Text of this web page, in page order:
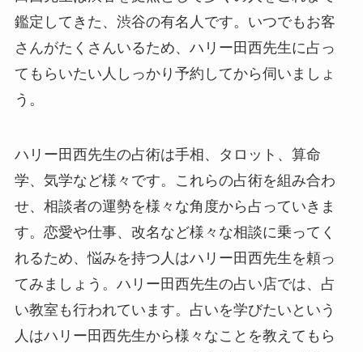
鑑定してきた、渋谷の有名人です。いつでもお客
さんがたくさんいるため、ハリー田西先生に占っ
てもらいたい人しっかり予約してから伺いましょ
う。
ハリー田西先生の占術は手相、タロット、算命
学、気学など様々です。これらの占術を組み合わ
せ、相談者の運勢を様々な角度から占っていきま
す。恋愛や仕事、改名など様々な相談に乗ってく
れるため、悩みを持つ人はハリー田西先生を頼っ
てみましょう。ハリー田西先生の占い店では、占
い教室も行われています。占いを学びたいという
人はハリー田西先生から様々なことを教えてもら